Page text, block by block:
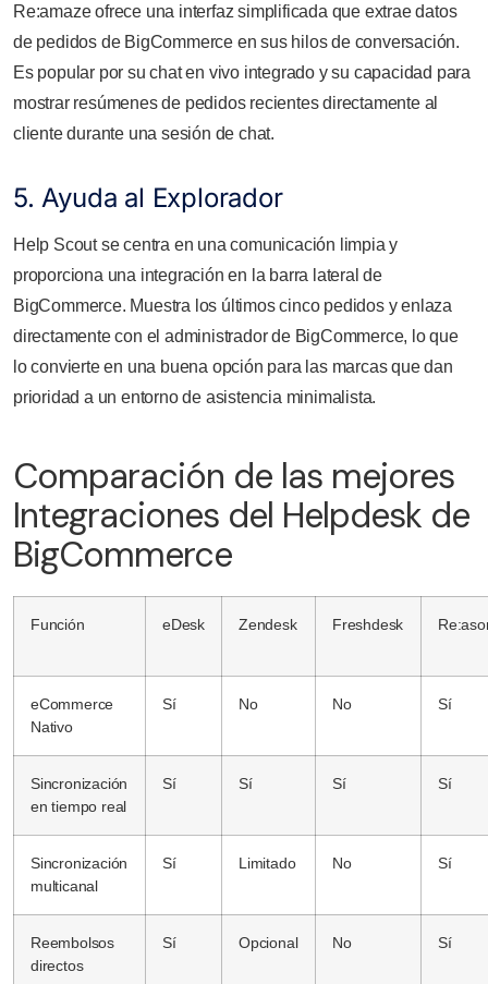
Re:amaze ofrece una interfaz simplificada que extrae datos
de pedidos de BigCommerce en sus hilos de conversación.
Es popular por su chat en vivo integrado y su capacidad para
mostrar resúmenes de pedidos recientes directamente al
cliente durante una sesión de chat.
5. Ayuda al Explorador
Help Scout se centra en una comunicación limpia y
proporciona una integración en la barra lateral de
BigCommerce. Muestra los últimos cinco pedidos y enlaza
directamente con el administrador de BigCommerce, lo que
lo convierte en una buena opción para las marcas que dan
prioridad a un entorno de asistencia minimalista.
Comparación de las mejores
Integraciones del Helpdesk de
BigCommerce
Función eDesk Zendesk Freshdesk
eCommerce
Nativo
Sí No No Sí
Sincronización
en tiempo real
Sí Sí Sí Sí
Sincronización
multicanal
Sí Limitado No Sí
Reembolsos
directos
Sí Opcional No Sí